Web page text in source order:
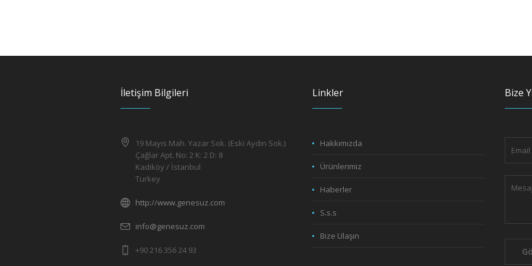
İletişim Bilgileri
19 Mayıs Mah. Yazar Sok. (Eski Aydın Sok.)
Çağlar Apt. No: 2 K: 2 D: 8
Kadıköy / İstanbul
Turkey
http://www.genesuz.com
info@genesuz.com
+90 216 356 24 93
Linkler
Hakkımızda
Ürünlerimiz
Haberler
S.s.s
Bize Ulaşın
Bize